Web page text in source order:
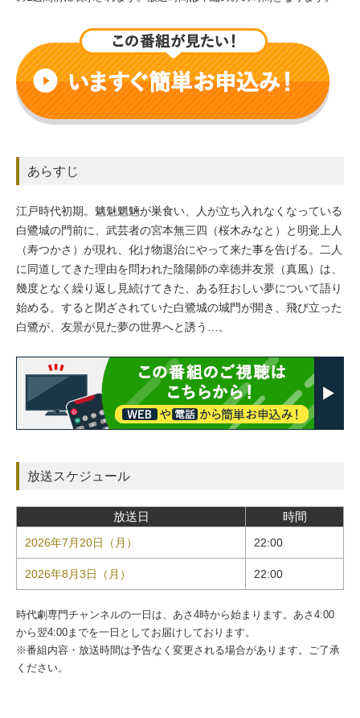
あらすじ
江戸時代初期。魑魅魍魎が巣食い、人が立ち入れなくなっている
白鷺城の門前に、武芸者の宮本無三四（桜木みなと）と明覚上人
（寿つかさ）が現れ、化け物退治にやって来た事を告げる。二人
に同道してきた理由を問われた陰陽師の幸徳井友景（真風）は、
幾度となく繰り返し見続けてきた、ある狂おしい夢について語り
始める。すると閉ざされていた白鷺城の城門が開き、飛び立った
白鷺が、友景が見た夢の世界へと誘う…。
放送スケジュール
放送日 時間
2026年7月20日（月） 22:00
2026年8月3日（月） 22:00
時代劇専門チャンネルの一日は、あさ4時から始まります。あさ4:00
から翌4:00までを一日としてお届けしております。
※番組内容・放送時間は予告なく変更される場合があります。ご了承
ください。